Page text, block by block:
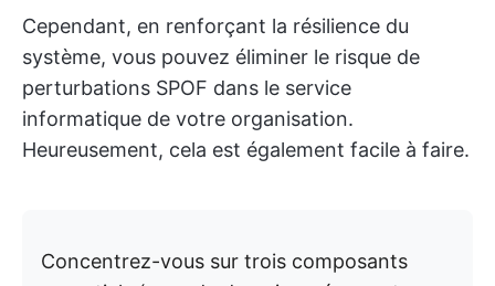
Cependant, en renforçant la résilience du
système, vous pouvez éliminer le risque de
perturbations SPOF dans le service
informatique de votre organisation.
Heureusement, cela est également facile à faire.
Concentrez-vous sur trois composants